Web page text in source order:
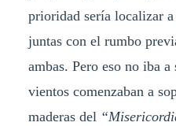
prioridad sería localizar a
juntas con el rumbo
ambas. Pero eso no iba
vientos comenzaban a
maderas del